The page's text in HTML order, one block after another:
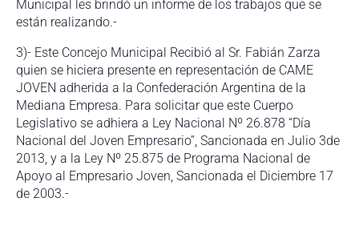
Municipal les brindó un informe de los trabajos que se
están realizando.-
3)- Este Concejo Municipal Recibió al Sr. Fabián Zarza
quien se hiciera presente en representación de CAME
JOVEN adherida a la Confederación Argentina de la
Mediana Empresa. Para solicitar que este Cuerpo
Legislativo se adhiera a Ley Nacional Nº 26.878 “Día
Nacional del Joven Empresario”, Sancionada en Julio 3de
2013, y a la Ley Nº 25.875 de Programa Nacional de
Apoyo al Empresario Joven, Sancionada el Diciembre 17
de 2003.-